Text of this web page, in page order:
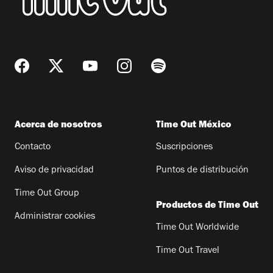
Acerca de nosotros
Contacto
Aviso de privacidad
Time Out Group
Administrar cookies
Time Out México
Suscripciones
Puntos de distribución
Productos de Time Out
Time Out Worldwide
Time Out Travel